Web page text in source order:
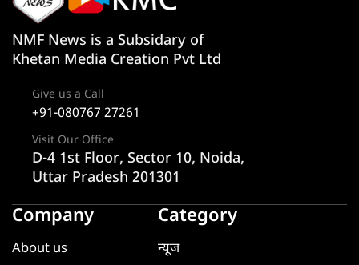
NMF News is a Subsidary of
Khetan Media Creation Pvt Ltd
Give us a Call
+91-080767 27261
Visit Our Office
D-4 1st Floor, Sector 10, Noida,
Uttar Pradesh 201301
Company
About us
Category
न्यूज